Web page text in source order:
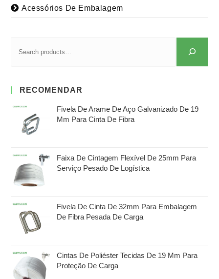
Acessórios De Embalagem
RECOMENDAR
Fivela De Arame De Aço Galvanizado De 19
Mm Para Cinta De Fibra
Faixa De Cintagem Flexível De 25mm Para
Serviço Pesado De Logística
Fivela De Cinta De 32mm Para Embalagem
De Fibra Pesada De Carga
Cintas De Poliéster Tecidas De 19 Mm Para
Proteção De Carga